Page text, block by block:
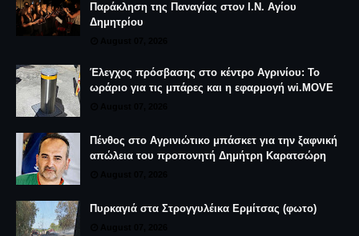
Παράκληση της Παναγίας στον Ι.Ν. Αγίου
Δημητρίου
Έλεγχος πρόσβασης στο κέντρο Αγρινίου: Το
ωράριο για τις μπάρες και η εφαρμογή wi.MOVE
Πένθος στο Αγρινιώτικο μπάσκετ για την ξαφνική
απώλεια του προπονητή Δημήτρη Καρατσώρη
Πυρκαγιά στα Στρογγυλέικα Ερμίτσας (φωτο)